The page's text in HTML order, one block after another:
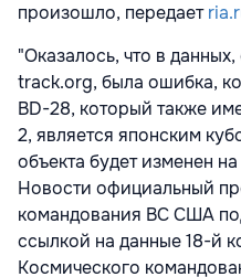
произошло, передает
"Оказалось, что в
track.org, была ошибка,
BD-28, который также
2, является японским
объекта будет изменен
Новости официальный
командования ВС США
ссылкой на данные 18-й
Космического